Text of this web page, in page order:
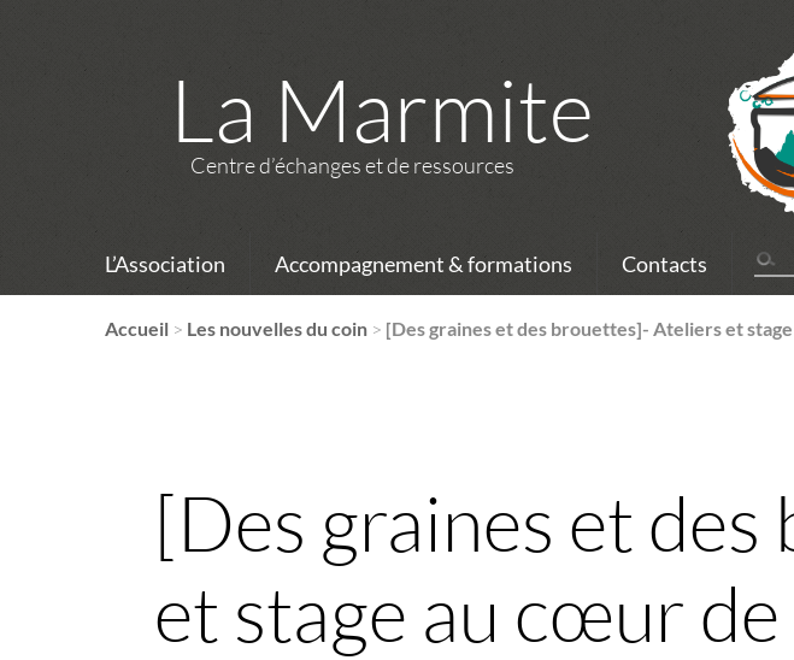
La Marmite
Centre d’échanges et de ressources
L’Association Accompagnement & formations Contacts
Accueil > Les nouvelles du coin > [Des graines et des brouettes]- Ateliers et
[Des graines et
et stage au cœur